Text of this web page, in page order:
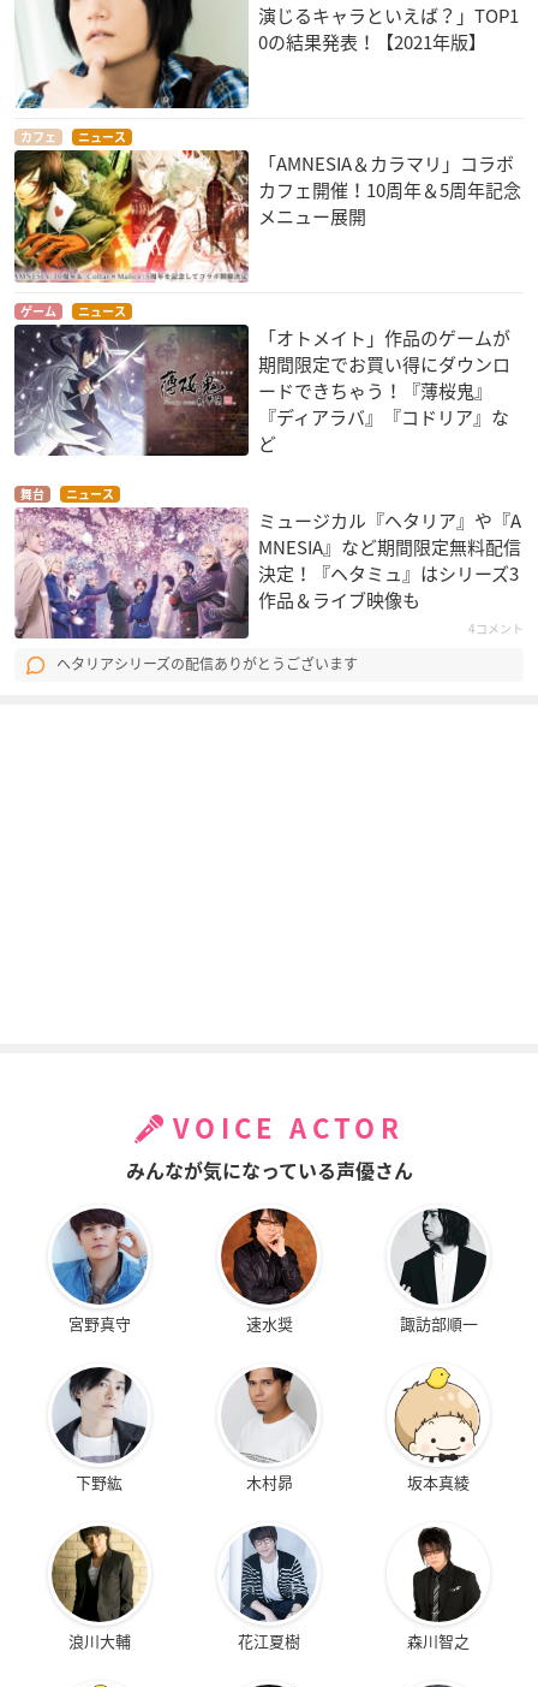
演じるキャラといえば？」TOP1
0の結果発表！【2021年版】
カフェ ニュース
「AMNESIA＆カラマリ」コラボ
カフェ開催！10周年＆5周年記念
メニュー展開
ゲーム ニュース
「オトメイト」作品のゲームが
期間限定でお買い得にダウンロ
ードできちゃう！『薄桜鬼』
『ディアラバ』『コドリア』な
ど
舞台 ニュース
ミュージカル『ヘタリア』や『A
MNESIA』など期間限定無料配信
決定！『ヘタミュ』はシリーズ3
作品＆ライブ映像も
4コメント
ヘタリアシリーズの配信ありがとうございます
VOICE ACTOR
みんなが気になっている声優さん
宮野真守 速水奨 諏訪部順一
下野紘 木村昴 坂本真綾
浪川大輔 花江夏樹 森川智之